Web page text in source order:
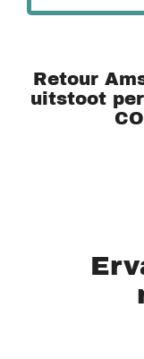
Retour
uitstoot
CO